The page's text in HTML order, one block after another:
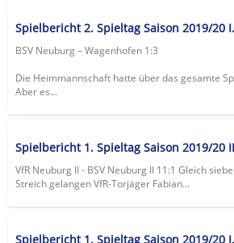
Spielbericht 2. Spieltag Saison 2019/20
BSV Neuburg – Wagenhofen 1:3
Die Heimmannschaft hatte über das gesamte
Aber es...
Spielbericht 1. Spieltag Saison 2019/20
VfR Neuburg II - BSV Neuburg II 11:1 Gleich
Streich gelangen VfR-Torjäger Fabian...
Spielbericht 1. Spieltag Saison 2019/20